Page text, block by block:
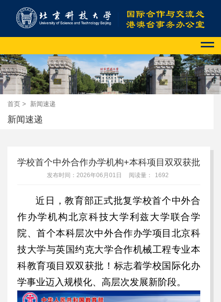
首页 > 新闻速递
新闻速递
学校首个中外合作办学机构+本科项目双双获批
发布时间：2026年06月01日 阅读量： 1692
近日，教育部正式批复学校首个中外合
作办学机构北京科技大学利兹大学联合学
院、首个本科层次中外合作办学项目北京科
技大学与英国约克大学合作机械工程专业本
科教育项目双双获批！ 标志着学校国际化办
学事业迈入规模化、高层次发展新阶段。